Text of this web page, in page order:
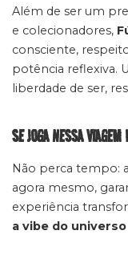
Além de ser um
e colecionadores,
consciente,
potência reflexiva.
liberdade de ser,
SE JOGA NESSA
Não perca tempo:
agora mesmo,
experiência
a vibe do